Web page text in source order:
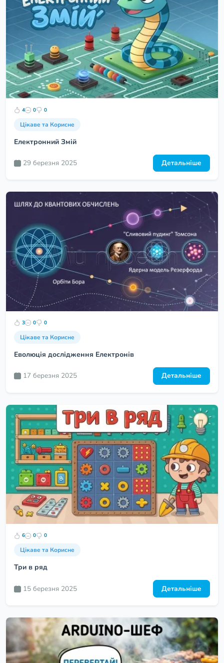
4 0 0
Цікаве та Корисне
Електронний Змій
29 березня 2025 Детальніше
3 0 0
Цікаве та Корисне
Еволюція дослідження Електронів
17 березня 2025 Детальніше
6 0 0
Цікаве та Корисне
Три в ряд
15 березня 2025 Детальніше